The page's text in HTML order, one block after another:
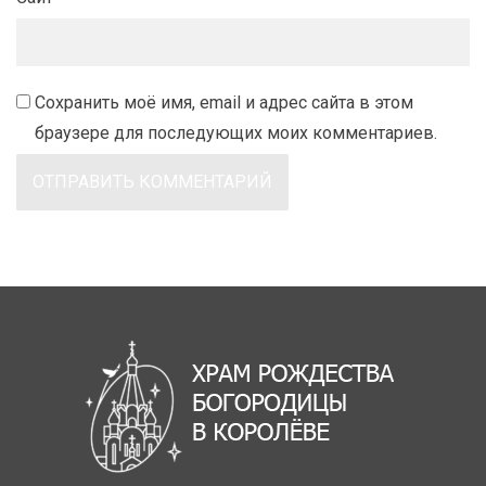
Сохранить моё имя, email и адрес сайта в этом
браузере для последующих моих комментариев.